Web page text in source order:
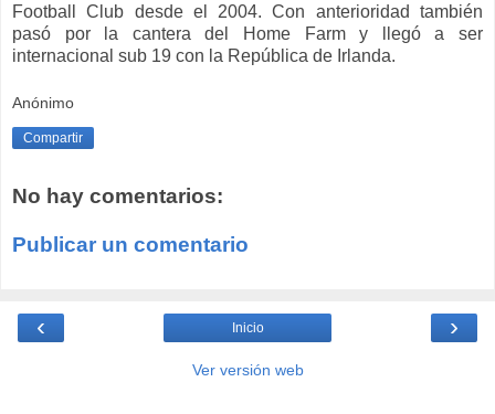
Football Club desde el 2004. Con anterioridad también
pasó por la cantera del Home Farm y llegó a ser
internacional sub 19 con la República de Irlanda.
Anónimo
Compartir
No hay comentarios:
Publicar un comentario
‹ ›
Inicio
Ver versión web